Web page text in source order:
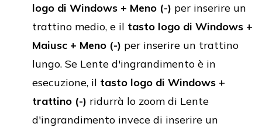
logo di Windows + Meno (-) per inserire un
trattino medio, e il tasto logo di Windows +
Maiusc + Meno (-) per inserire un trattino
lungo. Se Lente d'ingrandimento è in
esecuzione, il tasto logo di Windows +
trattino (-) ridurrà lo zoom di Lente
d'ingrandimento invece di inserire un